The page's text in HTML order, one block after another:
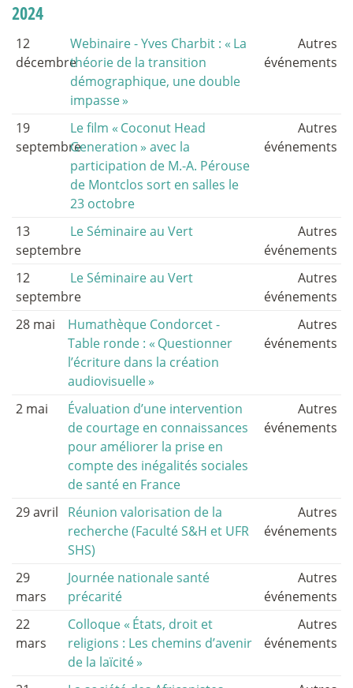
2024
12
décembre
Webinaire - Yves Charbit : « La
théorie de la transition
démographique, une double
impasse»
Autres
événements
19
septembre
Le film « Coconut Head
Generation » avec la
participation de M.-A. Pérouse
de Montclos sort en salles le
23 octobre
Autres
événements
13
septembre
Le Séminaire au Vert
Autres
événements
12
septembre
Le Séminaire au Vert
Autres
événements
28 mai
Humathèque Condorcet -
Table ronde : « Questionner
l’écriture dans la création
audiovisuelle»
Autres
événements
2 mai
Évaluation d’une intervention
de courtage en connaissances
pour améliorer la prise en
compte des inégalités sociales
de santé en France
Autres
événements
29 avril
Réunion valorisation de la
recherche (Faculté S&H et UFR
SHS)
Autres
événements
29
mars
Journée nationale santé
précarité
Autres
événements
22
mars
Colloque « États, droit et
religions : Les chemins d’avenir
de la laïcité»
Autres
événements